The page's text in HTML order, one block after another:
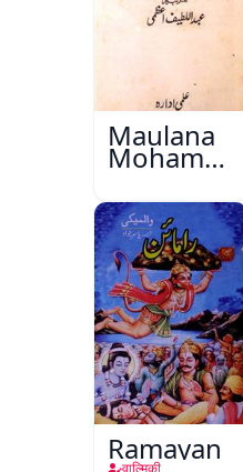
Maulana
Mohammad
Ali Ek
Mutala
Ramayan
वाल्मिकी